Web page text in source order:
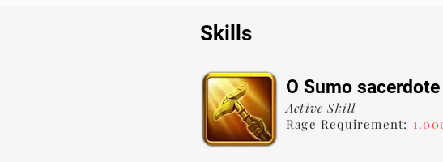
Skills
O Sumo sacerdote
Active Skill
Rage Requirement: